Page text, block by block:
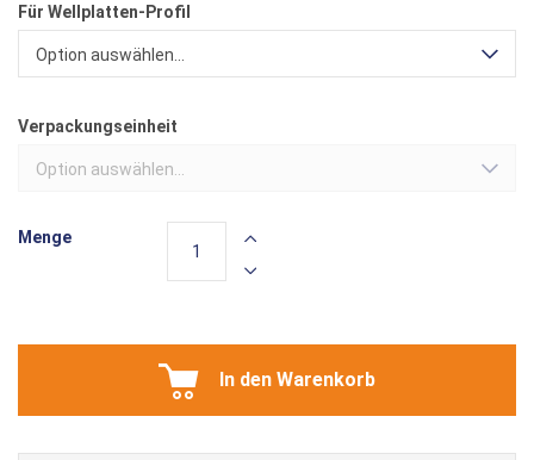
Für Wellplatten-Profil
Option auswählen...
Verpackungseinheit
Option auswählen...
Menge
In den Warenkorb